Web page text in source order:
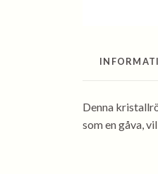
Denna
som en gåva,